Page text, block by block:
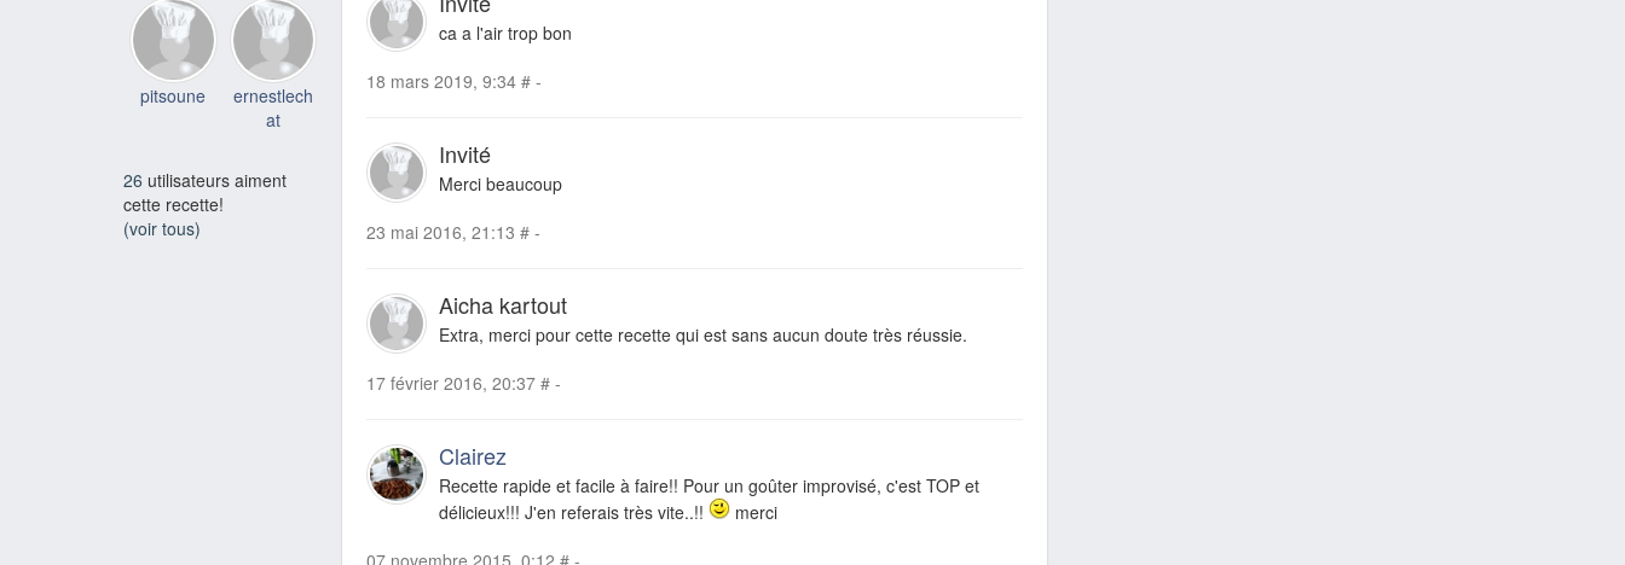
ca a l'air trop bon
18 mars 2019, 9:34 # -
Invité
Merci beaucoup
23 mai 2016, 21:13 # -
Aicha kartout
Extra, merci pour cette recette qui est sans aucun doute très réussie.
17 février 2016, 20:37 # -
Clairez
Recette rapide et facile à faire!! Pour un goûter improvisé, c'est TOP et
délicieux!!! J'en referais très vite..!!
merci
pitsoune
ernestlech
at
26 utilisateurs aiment
cette recette!
(voir tous)